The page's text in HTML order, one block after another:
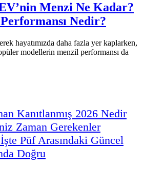
Menzi Ne Kadar?
Nedir?
hayatımızda daha fazla yer kaplarken,
modellerin menzil performansı da
Kanıtlanmış 2026 Nedir
Zaman Gerekenler
İşte Püf Arasındaki Güncel
Doğru